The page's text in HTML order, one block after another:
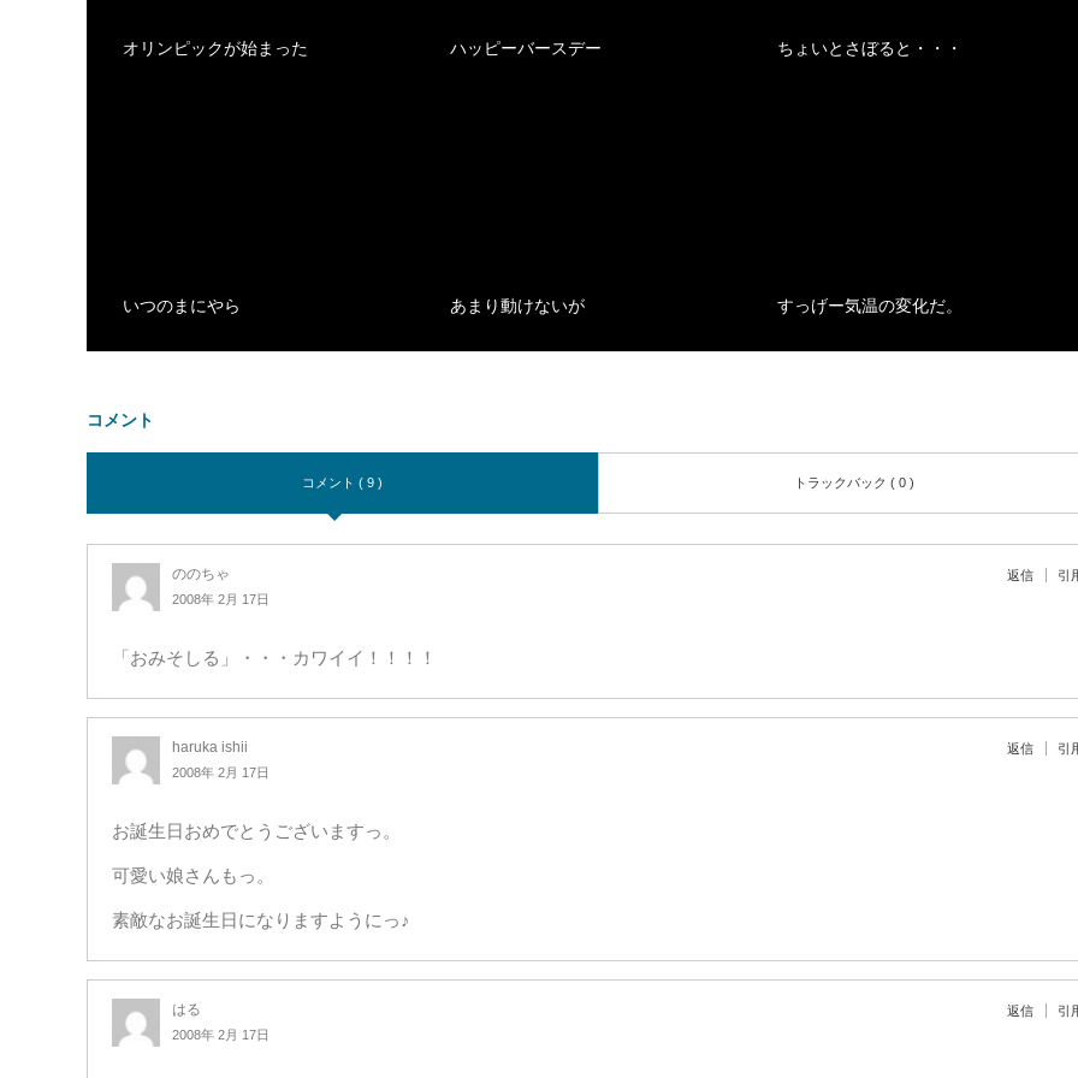
オリンピックが始まった ハッピーバースデー ちょいとさぼると・・・
いつのまにやら あまり動けないが すっげー気温の変化だ。
コメント
コメント ( 9 ) トラックバック ( 0 )
ののちゃ
2008年 2月 17日
返信 引
「おみそしる」・・・カワイイ！！！！
haruka ishii
2008年 2月 17日
返信 引
お誕生日おめでとうございますっ。
可愛い娘さんもっ。
素敵なお誕生日になりますようにっ♪
はる
2008年 2月 17日
返信 引